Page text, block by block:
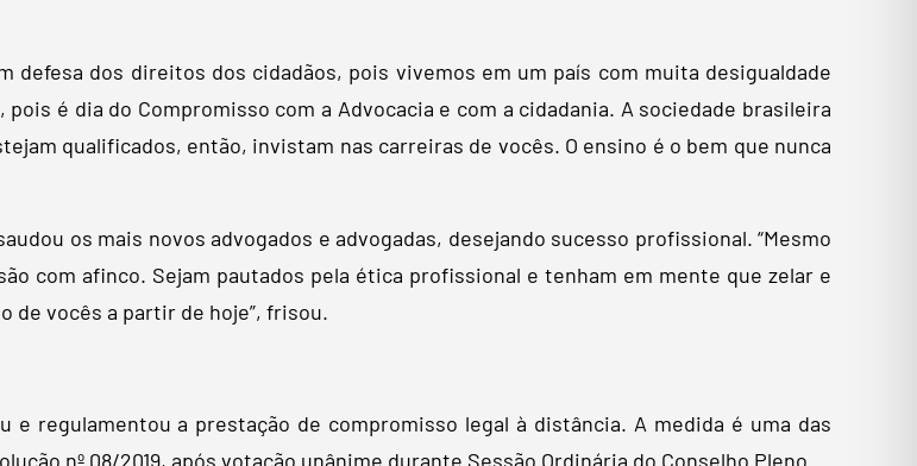
defesa dos direitos dos cidadãos, pois vivemos em um país com muita desigualdade
é dia do Compromisso com a Advocacia e com a cidadania. A sociedade brasileira
qualificados, então, invistam nas carreiras de vocês. O ensino é o bem que nunca
os mais novos advogados e advogadas, desejando sucesso profissional. “Mesmo
com afinco. Sejam pautados pela ética profissional e tenham em mente que zelar e
vocês a partir de hoje”, frisou.
e regulamentou a prestação de compromisso legal à distância. A medida é uma das
nº 08/2019, após votação unânime durante Sessão Ordinária do Conselho Pleno.